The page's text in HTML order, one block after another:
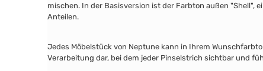
mischen. In der Basisversion ist der Farbton außen "Shell",
Anteilen.
Jedes Möbelstück von Neptune kann in Ihrem
Verarbeitung dar, bei dem jeder Pinselstrich sichtbar und